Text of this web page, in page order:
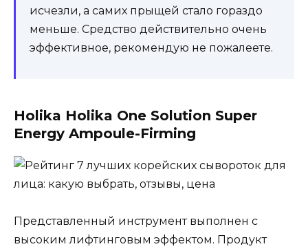
исчезли, а самих прыщей стало гораздо
меньше. Средство действительно очень
эффективное, рекомендую не пожалеете.
Holika Holika One Solution Super
Energy Ampoule-Firming
Представленный инструмент выполнен с
высоким лифтинговым эффектом. Продукт